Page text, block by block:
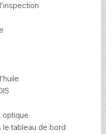
optique
le tableau de bord